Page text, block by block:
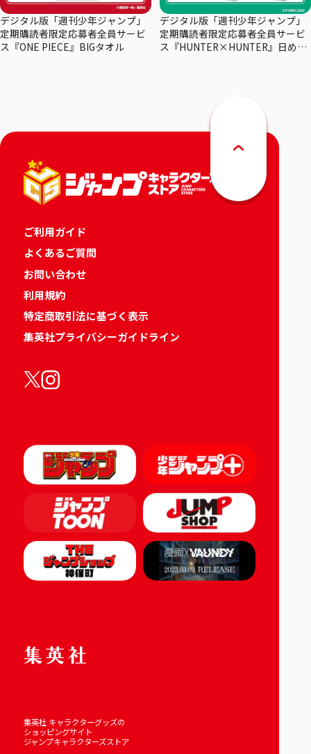
デジタル版「週刊少年ジャンプ」
定期購読者限定応募者全員サービ
ス『ONE PIECE』BIGタオル
デジタル版「週刊少年ジャンプ」
定期購読者限定応募者全員サービ
ス『HUNTER×HUNTER』日めく
ご利用ガイド
よくあるご質問
お問い合わせ
利用規約
特定商取引法に基づく表示
集英社プライバシーガイドライン
集英社 キャラクターグッズの
ショッピングサイト
ジャンプキャラクターズストア